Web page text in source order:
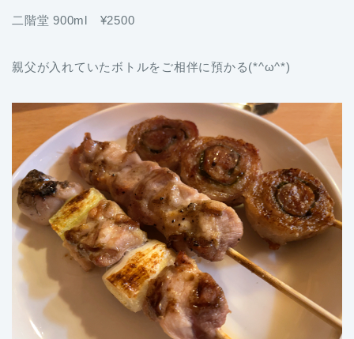
二階堂 900ml ¥2500
親父が入れていたボトルをご相伴に預かる(*^ω^*)